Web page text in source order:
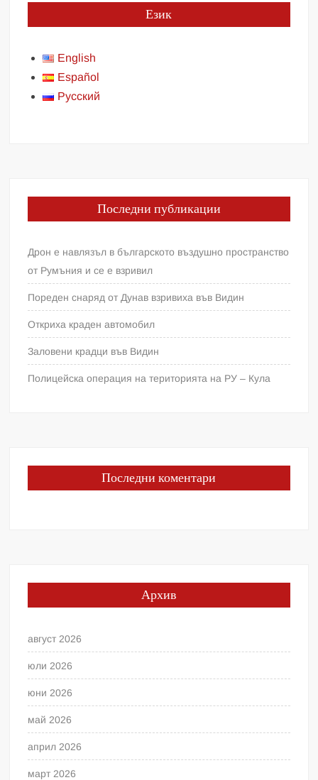
Език
English
Español
Русский
Последни публикации
Дрон е навлязъл в българското въздушно пространство
от Румъния и се е взривил
Пореден снаряд от Дунав взривиха във Видин
Откриха краден автомобил
Заловени крадци във Видин
Полицейска операция на територията на РУ – Кула
Последни коментари
Архив
август 2026
юли 2026
юни 2026
май 2026
април 2026
март 2026